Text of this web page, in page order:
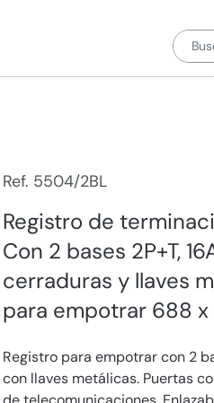
Ref. 5504/2BL
Registro de
Con 2 bases 2P+T,
cerraduras y llaves
para empotrar 688
Registro para empotrar con 2
con llaves metálicas. Puertas